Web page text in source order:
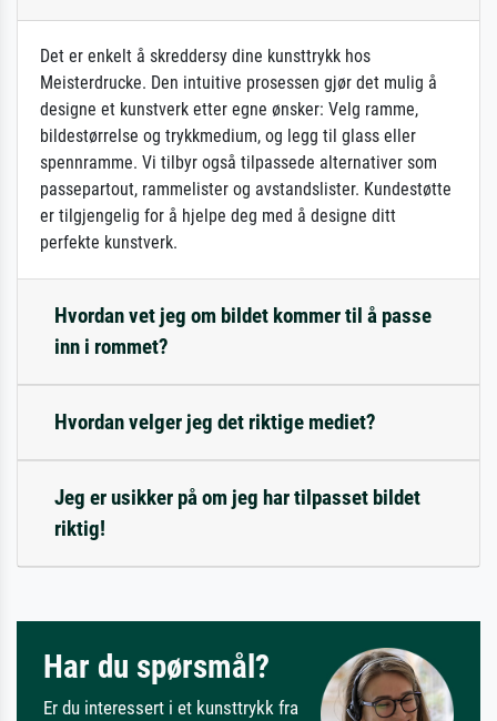
Det er enkelt å skreddersy dine kunsttrykk hos
Meisterdrucke. Den intuitive prosessen gjør det mulig å
designe et kunstverk etter egne ønsker: Velg ramme,
bildestørrelse og trykkmedium, og legg til glass eller
spennramme. Vi tilbyr også tilpassede alternativer som
passepartout, rammelister og avstandslister. Kundestøtte
er tilgjengelig for å hjelpe deg med å designe ditt
perfekte kunstverk.
Hvordan vet jeg om bildet kommer til å passe
inn i rommet?
Hvordan velger jeg det riktige mediet?
Jeg er usikker på om jeg har tilpasset bildet
riktig!
Har du spørsmål?
Er du interessert i et kunsttrykk fra